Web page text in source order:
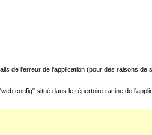
de l'erreur de l'application (pour des raisons de
situé dans le répertoire racine de